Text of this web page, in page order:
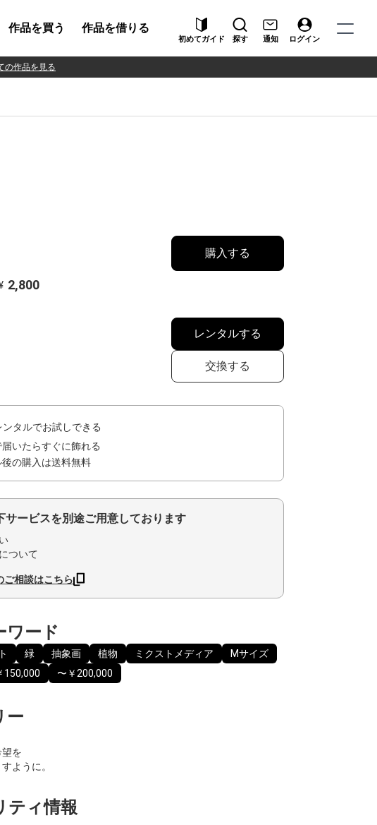
作品を買う 作品を借りる
初めてガイド 探す 通知 ログイン
の作品を見る
2,800
購入する
レンタルする
交換する
タルでお試しできる
いたらすぐに飾れる
の購入は送料無料
サービスを別途ご用意しております
ついて
ご相談はこちら
ワード
緑 抽象画 植物 ミクストメディア
Mサイズ
150,000 〜￥200,000
ー
を
ように。
ティ情報